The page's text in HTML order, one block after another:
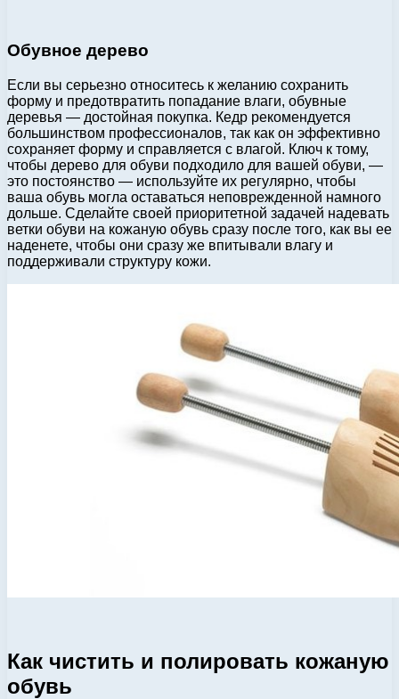
Обувное дерево
Если вы серьезно относитесь к желанию сохранить
форму и предотвратить попадание влаги, обувные
деревья — достойная покупка. Кедр рекомендуется
большинством профессионалов, так как он эффективно
сохраняет форму и справляется с влагой. Ключ к тому,
чтобы дерево для обуви подходило для вашей обуви, —
это постоянство — используйте их регулярно, чтобы
ваша обувь могла оставаться неповрежденной намного
дольше. Сделайте своей приоритетной задачей надевать
ветки обуви на кожаную обувь сразу после того, как вы ее
наденете, чтобы они сразу же впитывали влагу и
поддерживали структуру кожи.
Как чистить и полировать кожаную
обувь